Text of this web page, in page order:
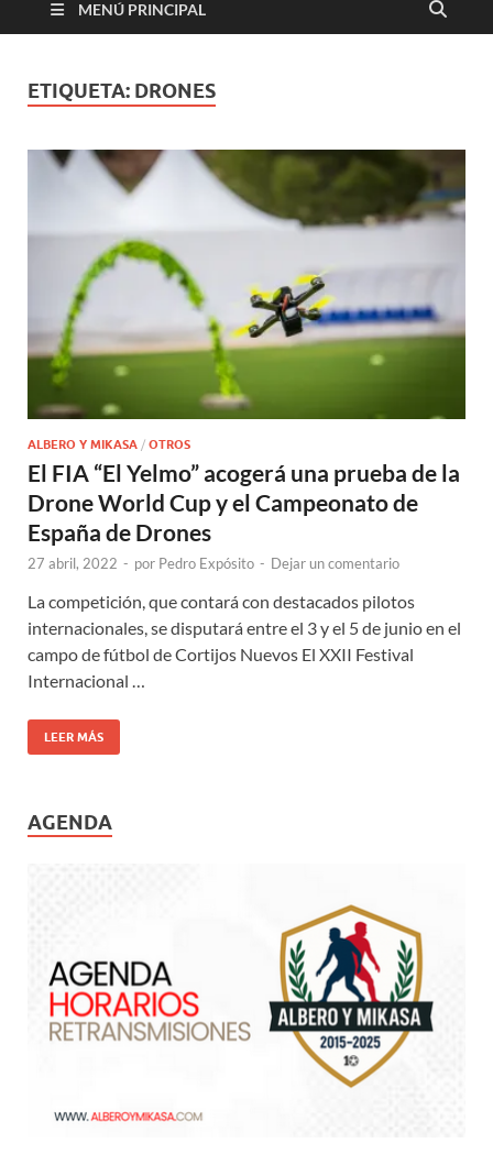
MENÚ PRINCIPAL
ETIQUETA: DRONES
ALBERO Y MIKASA / OTROS
El FIA “El Yelmo” acogerá una prueba de la
Drone World Cup y el Campeonato de
España de Drones
27 abril, 2022 - por Pedro Expósito - Dejar un comentario
La competición, que contará con destacados pilotos
internacionales, se disputará entre el 3 y el 5 de junio en el
campo de fútbol de Cortijos Nuevos El XXII Festival
Internacional …
LEER MÁS
AGENDA